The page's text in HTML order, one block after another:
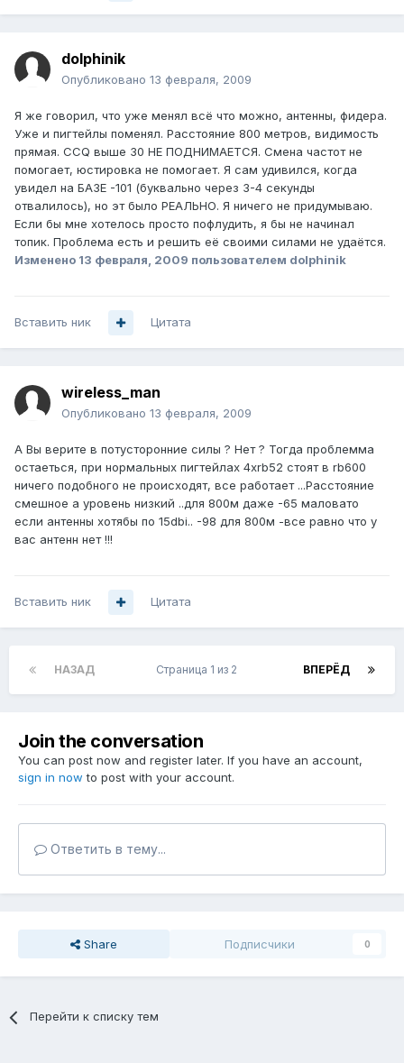
dolphinik
Опубликовано 13 февраля, 2009
Я же говорил, что уже менял всё что можно, антенны, фидера.
Уже и пигтейлы поменял. Расстояние 800 метров, видимость
прямая. CCQ выше 30 НЕ ПОДНИМАЕТСЯ. Смена частот не
помогает, юстировка не помогает. Я сам удивился, когда
увидел на БАЗЕ -101 (буквально через 3-4 секунды
отвалилось), но эт было РЕАЛЬНО. Я ничего не придумываю.
Если бы мне хотелось просто пофлудить, я бы не начинал
топик. Проблема есть и решить её своими силами не удаётся.
Изменено 13 февраля, 2009 пользователем dolphinik
Вставить ник Цитата
wireless_man
Опубликовано 13 февраля, 2009
А Вы верите в потусторонние силы ? Нет ? Тогда проблемма
остаеться, при нормальных пигтейлах 4xrb52 стоят в rb600
ничего подобного не происходят, все работает ...Расстояние
смешное а уровень низкий ..для 800м даже -65 маловато
если антенны хотябы по 15dbi.. -98 для 800м -все равно что у
вас антенн нет !!!
Вставить ник Цитата
НАЗАД ВПЕРЁД
Страница 1 из 2
Join the conversation
You can post now and register later. If you have an account,
sign in now to post with your account.
Ответить в тему...
Share Подписчики 0
Перейти к списку тем